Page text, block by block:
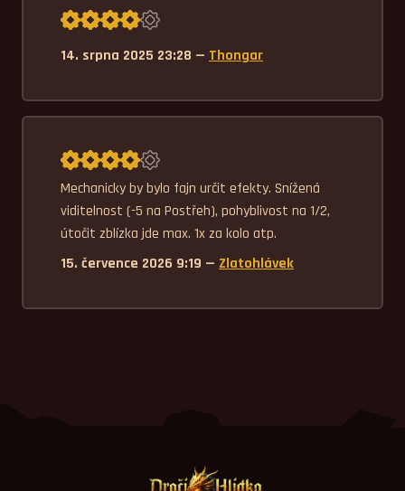
Průměrné hodnocení 4,0.
14. srpna 2025 23:28 — Thongar
Průměrné hodnocení 4,0.
Mechanicky by bylo fajn určit efekty. Snížená
viditelnost (-5 na Postřeh), pohyblivost na 1/2,
útočit zblízka jde max. 1x za kolo atp.
15. července 2026 9:19 — Zlatohlávek